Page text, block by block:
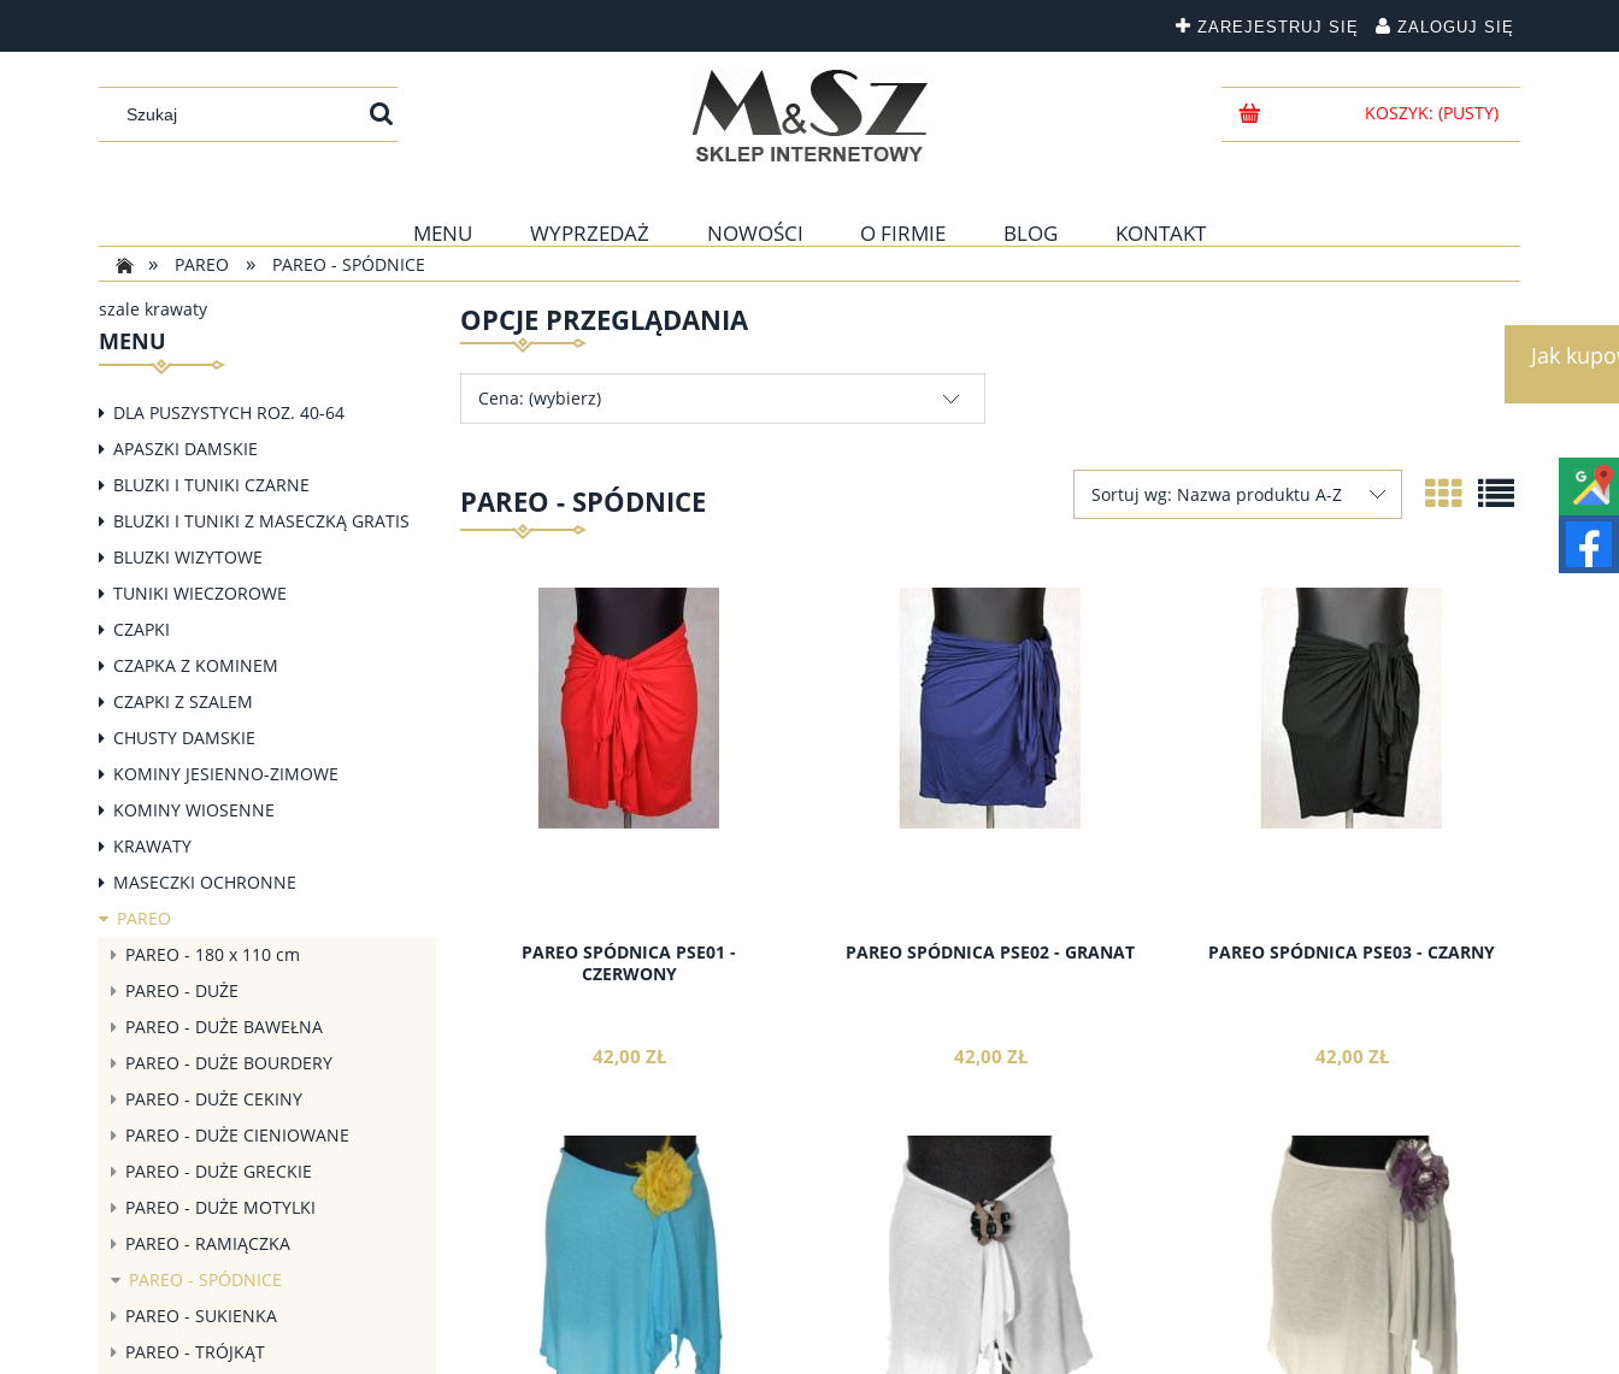
ZAREJESTRUJ SIĘ ZALOGUJ SIĘ
KOSZYK: (PUSTY)
MENU WYPRZEDAŻ NOWOŚCI O FIRMIE BLOG
KONTAKT
»
PAREO »
PAREO - SPÓDNICE
szale krawaty
MENU
DLA PUSZYSTYCH ROZ. 40-64
APASZKI DAMSKIE
BLUZKI I TUNIKI CZARNE
BLUZKI I TUNIKI Z MASECZKĄ GRATIS
BLUZKI WIZYTOWE
TUNIKI WIECZOROWE
CZAPKI
CZAPKA Z KOMINEM
CZAPKI Z SZALEM
CHUSTY DAMSKIE
KOMINY JESIENNO-ZIMOWE
KOMINY WIOSENNE
KRAWATY
MASECZKI OCHRONNE
PAREO
PAREO - 180 x 110 cm
PAREO - DUŻE
PAREO - DUŻE BAWEŁNA
PAREO - DUŻE BOURDERY
PAREO - DUŻE CEKINY
PAREO - DUŻE CIENIOWANE
PAREO - DUŻE GRECKIE
PAREO - DUŻE MOTYLKI
PAREO - RAMIĄCZKA
PAREO - SPÓDNICE
PAREO - SUKIENKA
PAREO - TRÓJKĄT
OPCJE PRZEGLĄDANIA
Cena: (wybierz)
PAREO - SPÓDNICE Sortuj wg: Nazwa produktu A-Z
PAREO SPÓDNICA PSE01 -
CZERWONY
42,00 ZŁ
do koszyka
PAREO SPÓDNICA PSE02 - GRANAT
42,00 ZŁ
do koszyka
PAREO SPÓDNICA PSE03 - CZARNY
42,00 ZŁ
Jak